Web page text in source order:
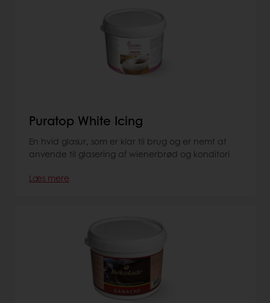
Puratop White Icing
En hvid glasur, som er klar til brug og er nemt at
anvende til glasering af wienerbrød og konditori
Læs mere